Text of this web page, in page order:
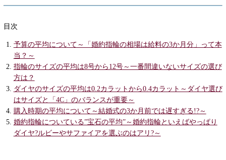
目次
予算の平均について～「婚約指輪の相場は給料の3か月分」って本
当？～
指輪のサイズの平均は8号から12号～一番間違いないサイズの選び
方は？
ダイヤのサイズの平均は0.2カラットから0.4カラット～ダイヤ選び
はサイズと「4C」のバランスが重要～
購入時期の平均について～結婚式の3か月前では遅すぎる!?～
婚約指輪についている”宝石の平均”～婚約指輪といえばやっぱり
ダイヤ?ルビーやサファイアを選ぶのはアリ?～